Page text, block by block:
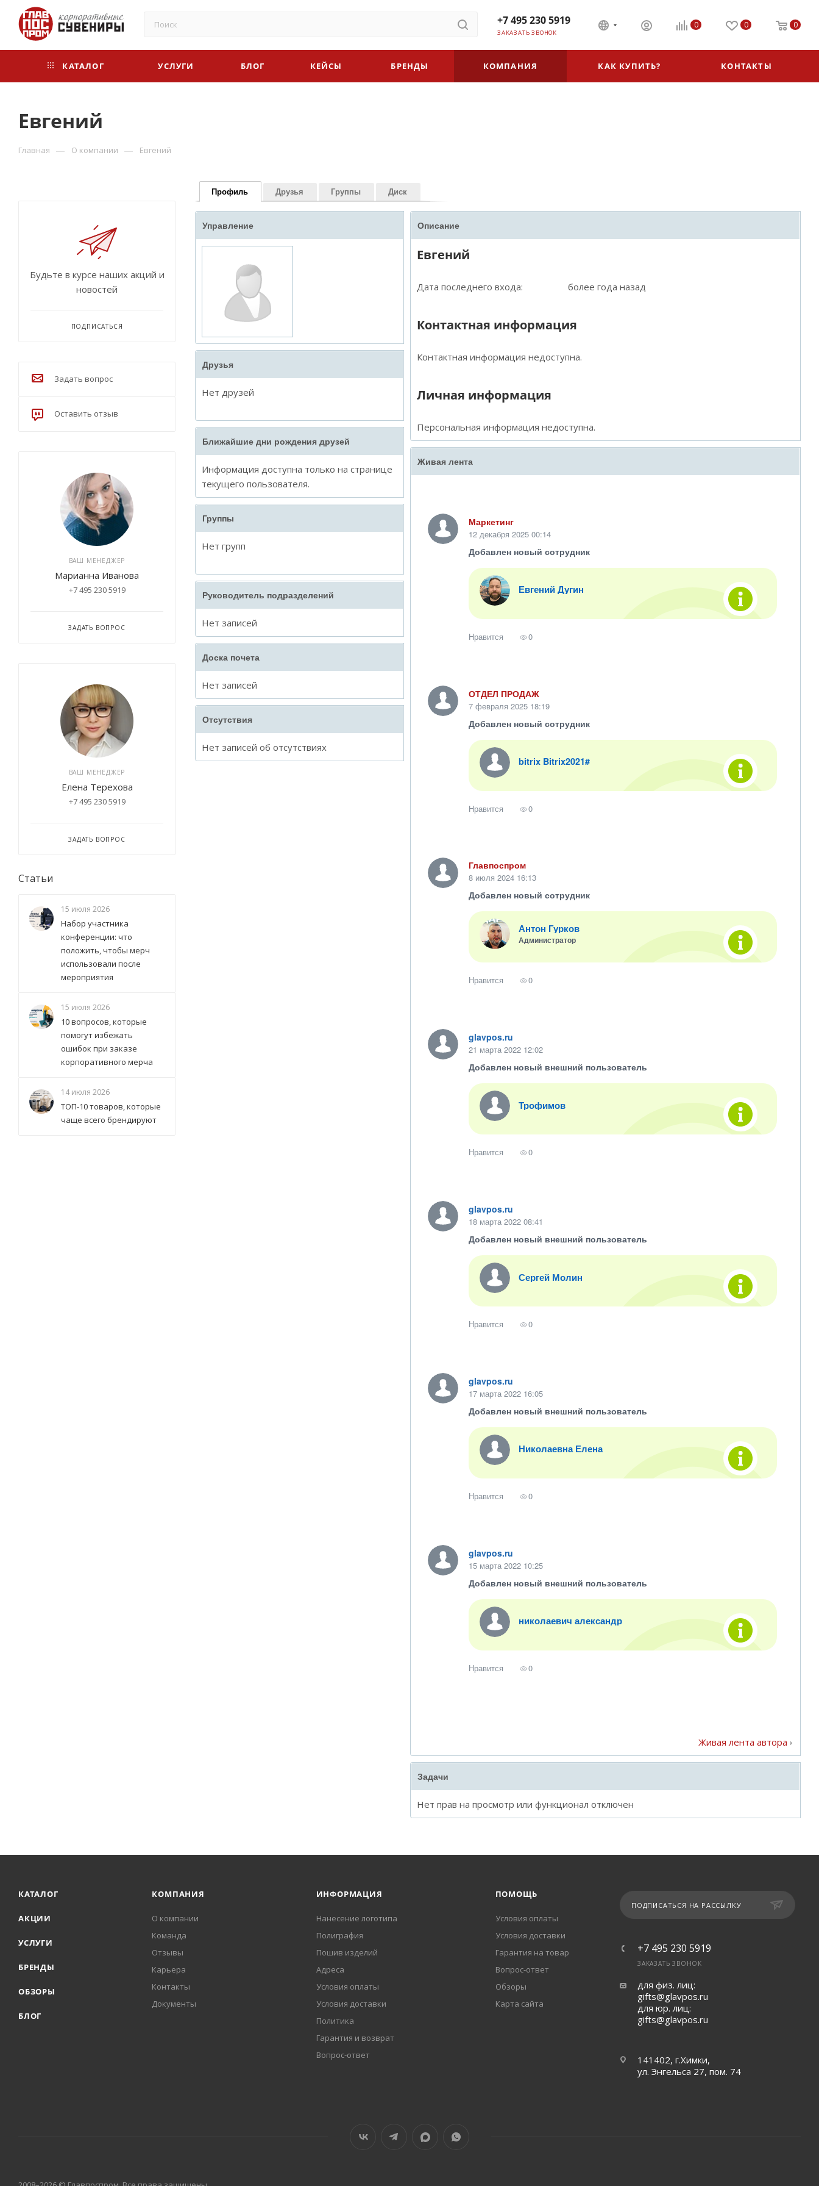
+7 495 230 5919
ЗАКАЗАТЬ ЗВОНОК
0 0 0
КАТАЛОГ УСЛУГИ БЛОГ КЕЙСЫ БРЕНДЫ КОМПАНИЯ КАК КУПИТЬ? КОНТАКТЫ
Евгений
Главная — О компании — Евгений
Профиль Друзья Группы Диск
Управление
Друзья
Нет друзей
Ближайшие дни рождения друзей
Информация доступна только на странице
текущего пользователя.
Группы
Нет групп
Руководитель подразделений
Нет записей
Доска почета
Нет записей
Отсутствия
Нет записей об отсутствиях
Описание
Евгений
Дата последнего входа: более года назад
Контактная информация
Контактная информация недоступна.
Личная информация
Персональная информация недоступна.
Живая лента
Маркетинг
12 декабря 2025 00:14
Добавлен новый сотрудник
Евгений Дугин
Нравится 0
ОТДЕЛ ПРОДАЖ
7 февраля 2025 18:19
Добавлен новый сотрудник
bitrix Bitrix2021#
Нравится 0
Главпоспром
8 июля 2024 16:13
Добавлен новый сотрудник
Антон Гурков
Администратор
Нравится 0
glavpos.ru
21 марта 2022 12:02
Добавлен новый внешний пользователь
Трофимов
Нравится 0
glavpos.ru
18 марта 2022 08:41
Добавлен новый внешний пользователь
Сергей Молин
Нравится 0
glavpos.ru
17 марта 2022 16:05
Добавлен новый внешний пользователь
Николаевна Елена
Нравится 0
glavpos.ru
15 марта 2022 10:25
Добавлен новый внешний пользователь
николаевич александр
Нравится 0
Живая лента автора
Задачи
Нет прав на просмотр или функционал отключен
Будьте в курсе наших акций и
новостей
ПОДПИСАТЬСЯ
Задать вопрос
Оставить отзыв
ВАШ МЕНЕДЖЕР
Марианна Иванова
+7 495 230 5919
ЗАДАТЬ ВОПРОС
ВАШ МЕНЕДЖЕР
Елена Терехова
+7 495 230 5919
ЗАДАТЬ ВОПРОС
Статьи
15 июля 2026
Набор участника
конференции: что
положить, чтобы мерч
использовали после
мероприятия
15 июля 2026
10 вопросов, которые
помогут избежать
ошибок при заказе
корпоративного мерча
14 июля 2026
ТОП-10 товаров, которые
чаще всего брендируют
КАТАЛОГ
АКЦИИ
УСЛУГИ
БРЕНДЫ
ОБЗОРЫ
БЛОГ
КОМПАНИЯ
О компании
Команда
Отзывы
Карьера
Контакты
Документы
ИНФОРМАЦИЯ
Нанесение логотипа
Полиграфия
Пошив изделий
Адреса
Условия оплаты
Условия доставки
Политика
Гарантия и возврат
Вопрос-ответ
ПОМОЩЬ
Условия оплаты
Условия доставки
Гарантия на товар
Вопрос-ответ
Обзоры
Карта сайта
ПОДПИСАТЬСЯ НА РАССЫЛКУ
+7 495 230 5919
ЗАКАЗАТЬ ЗВОНОК
для физ. лиц:
gifts@glavpos.ru
для юр. лиц:
gifts@glavpos.ru
141402, г.Химки,
ул. Энгельса 27, пом. 74